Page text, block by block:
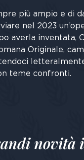
più ampio e di
nel 2023
averla inventata,
Originale,
teme confronti.
novità